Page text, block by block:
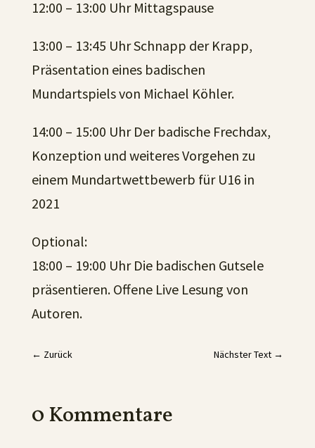
12:00 – 13:00 Uhr Mittagspause
13:00 – 13:45 Uhr Schnapp der Krapp,
Präsentation eines badischen
Mundartspiels von Michael Köhler.
14:00 – 15:00 Uhr Der badische Frechdax,
Konzeption und weiteres Vorgehen zu
einem Mundartwettbewerb für U16 in
2021
Optional:
18:00 – 19:00 Uhr Die badischen Gutsele
präsentieren. Offene Live Lesung von
Autoren.
← Zurück Nächster Text →
0 Kommentare